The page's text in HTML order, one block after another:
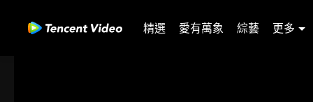
精選 愛有萬象 綜藝 更多